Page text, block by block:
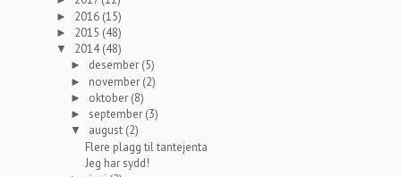
► 2016 (15)
► 2015 (48)
▼ 2014(48)
► desember (5)
► november (2)
► oktober (8)
►september (3)
▼ august (2)
Flere plagg til tantejenta
Jeg har sydd!